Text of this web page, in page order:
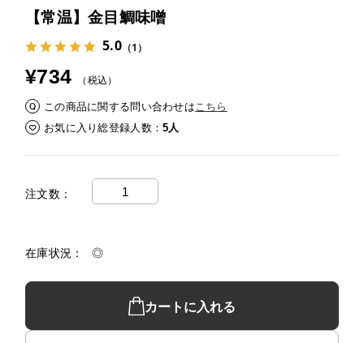
【常温】金目鯛味噌
5.0（1）
¥734 （税込）
この商品に関する問い合わせはこちら
お気に入り総登録人数
5人
注文数
在庫状況 ◎
カートに入れる